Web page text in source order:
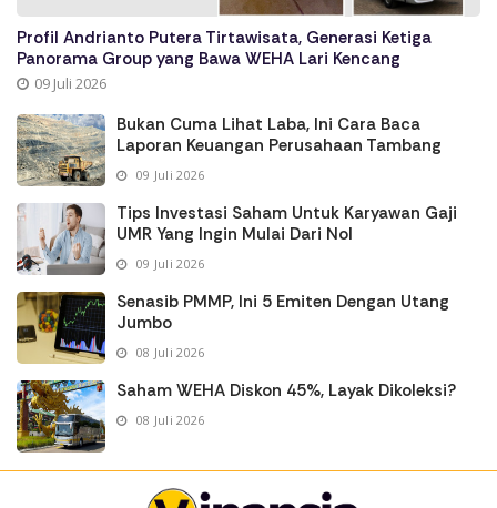
Profil Andrianto Putera Tirtawisata, Generasi Ketiga
Panorama Group yang Bawa WEHA Lari Kencang
09 Juli 2026
Bukan Cuma Lihat Laba, Ini Cara Baca
Laporan Keuangan Perusahaan Tambang
09 Juli 2026
Tips Investasi Saham Untuk Karyawan Gaji
UMR Yang Ingin Mulai Dari Nol
09 Juli 2026
Senasib PMMP, Ini 5 Emiten Dengan Utang
Jumbo
08 Juli 2026
Saham WEHA Diskon 45%, Layak Dikoleksi?
08 Juli 2026